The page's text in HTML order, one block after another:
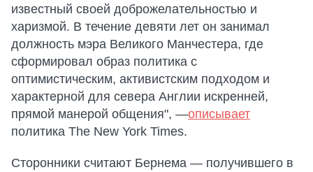
известный своей доброжелательностью и
харизмой. В течение девяти лет он занимал
должность мэра Великого Манчестера, где
сформировал образ политика с
оптимистическим, активистским подходом и
характерной для севера Англии искренней,
прямой манерой общения", —описывает
политика The New York Times.
Сторонники считают Бернема — получившего в